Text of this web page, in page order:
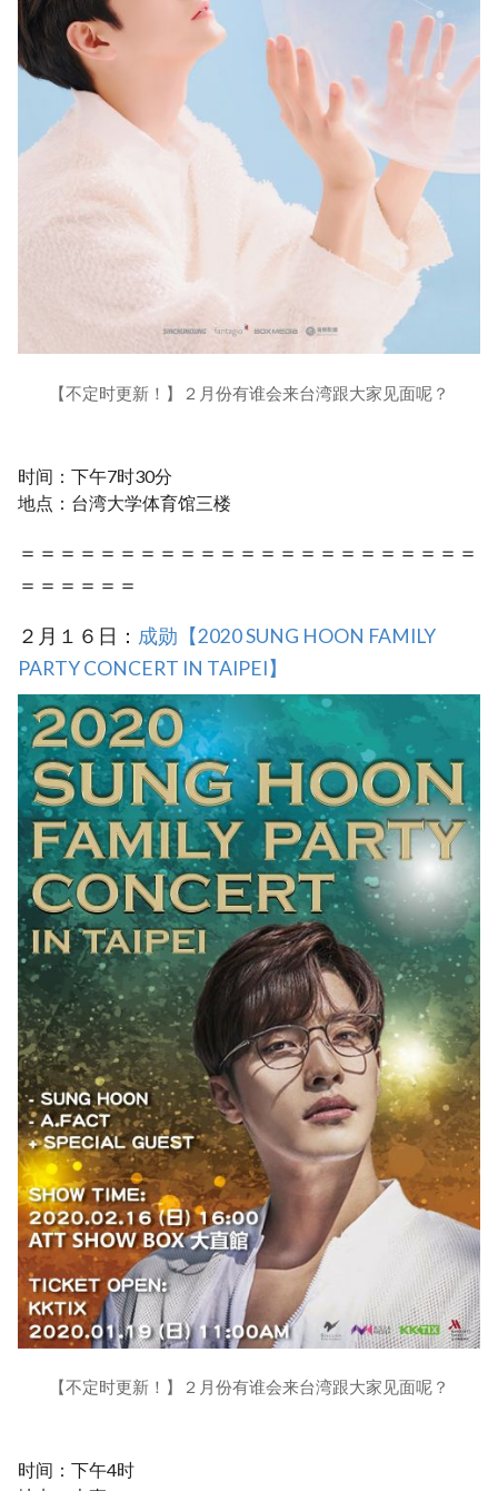
【不定时更新！】２月份有谁会来台湾跟大家见面呢？
时间：下午7时30分
地点：台湾大学体育馆三楼
＝＝＝＝＝＝＝＝＝＝＝＝＝＝＝＝＝＝＝＝＝＝＝
＝＝＝＝＝＝
２月１６日： 成勋【2020 SUNG HOON FAMILY
PARTY CONCERT IN TAIPEI】
【不定时更新！】２月份有谁会来台湾跟大家见面呢？
时间：下午4时